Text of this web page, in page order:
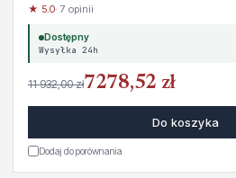
★ 5.0· 7 opinii
Dostępny
Wysyłka 24h
11 932,00 zł7278,52 zł
Do koszyka
Dodaj do porównania